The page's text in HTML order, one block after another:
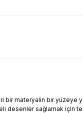
materyalin bir yüzeye
desenler sağlamak için